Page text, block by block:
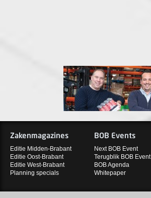
Zakenmagazines
Editie Midden-Brabant
Editie Oost-Brabant
Editie West-Brabant
Planning specials
BOB Events
Next BOB Event
Terugblik BOB Event
BOB Agenda
Whitepaper